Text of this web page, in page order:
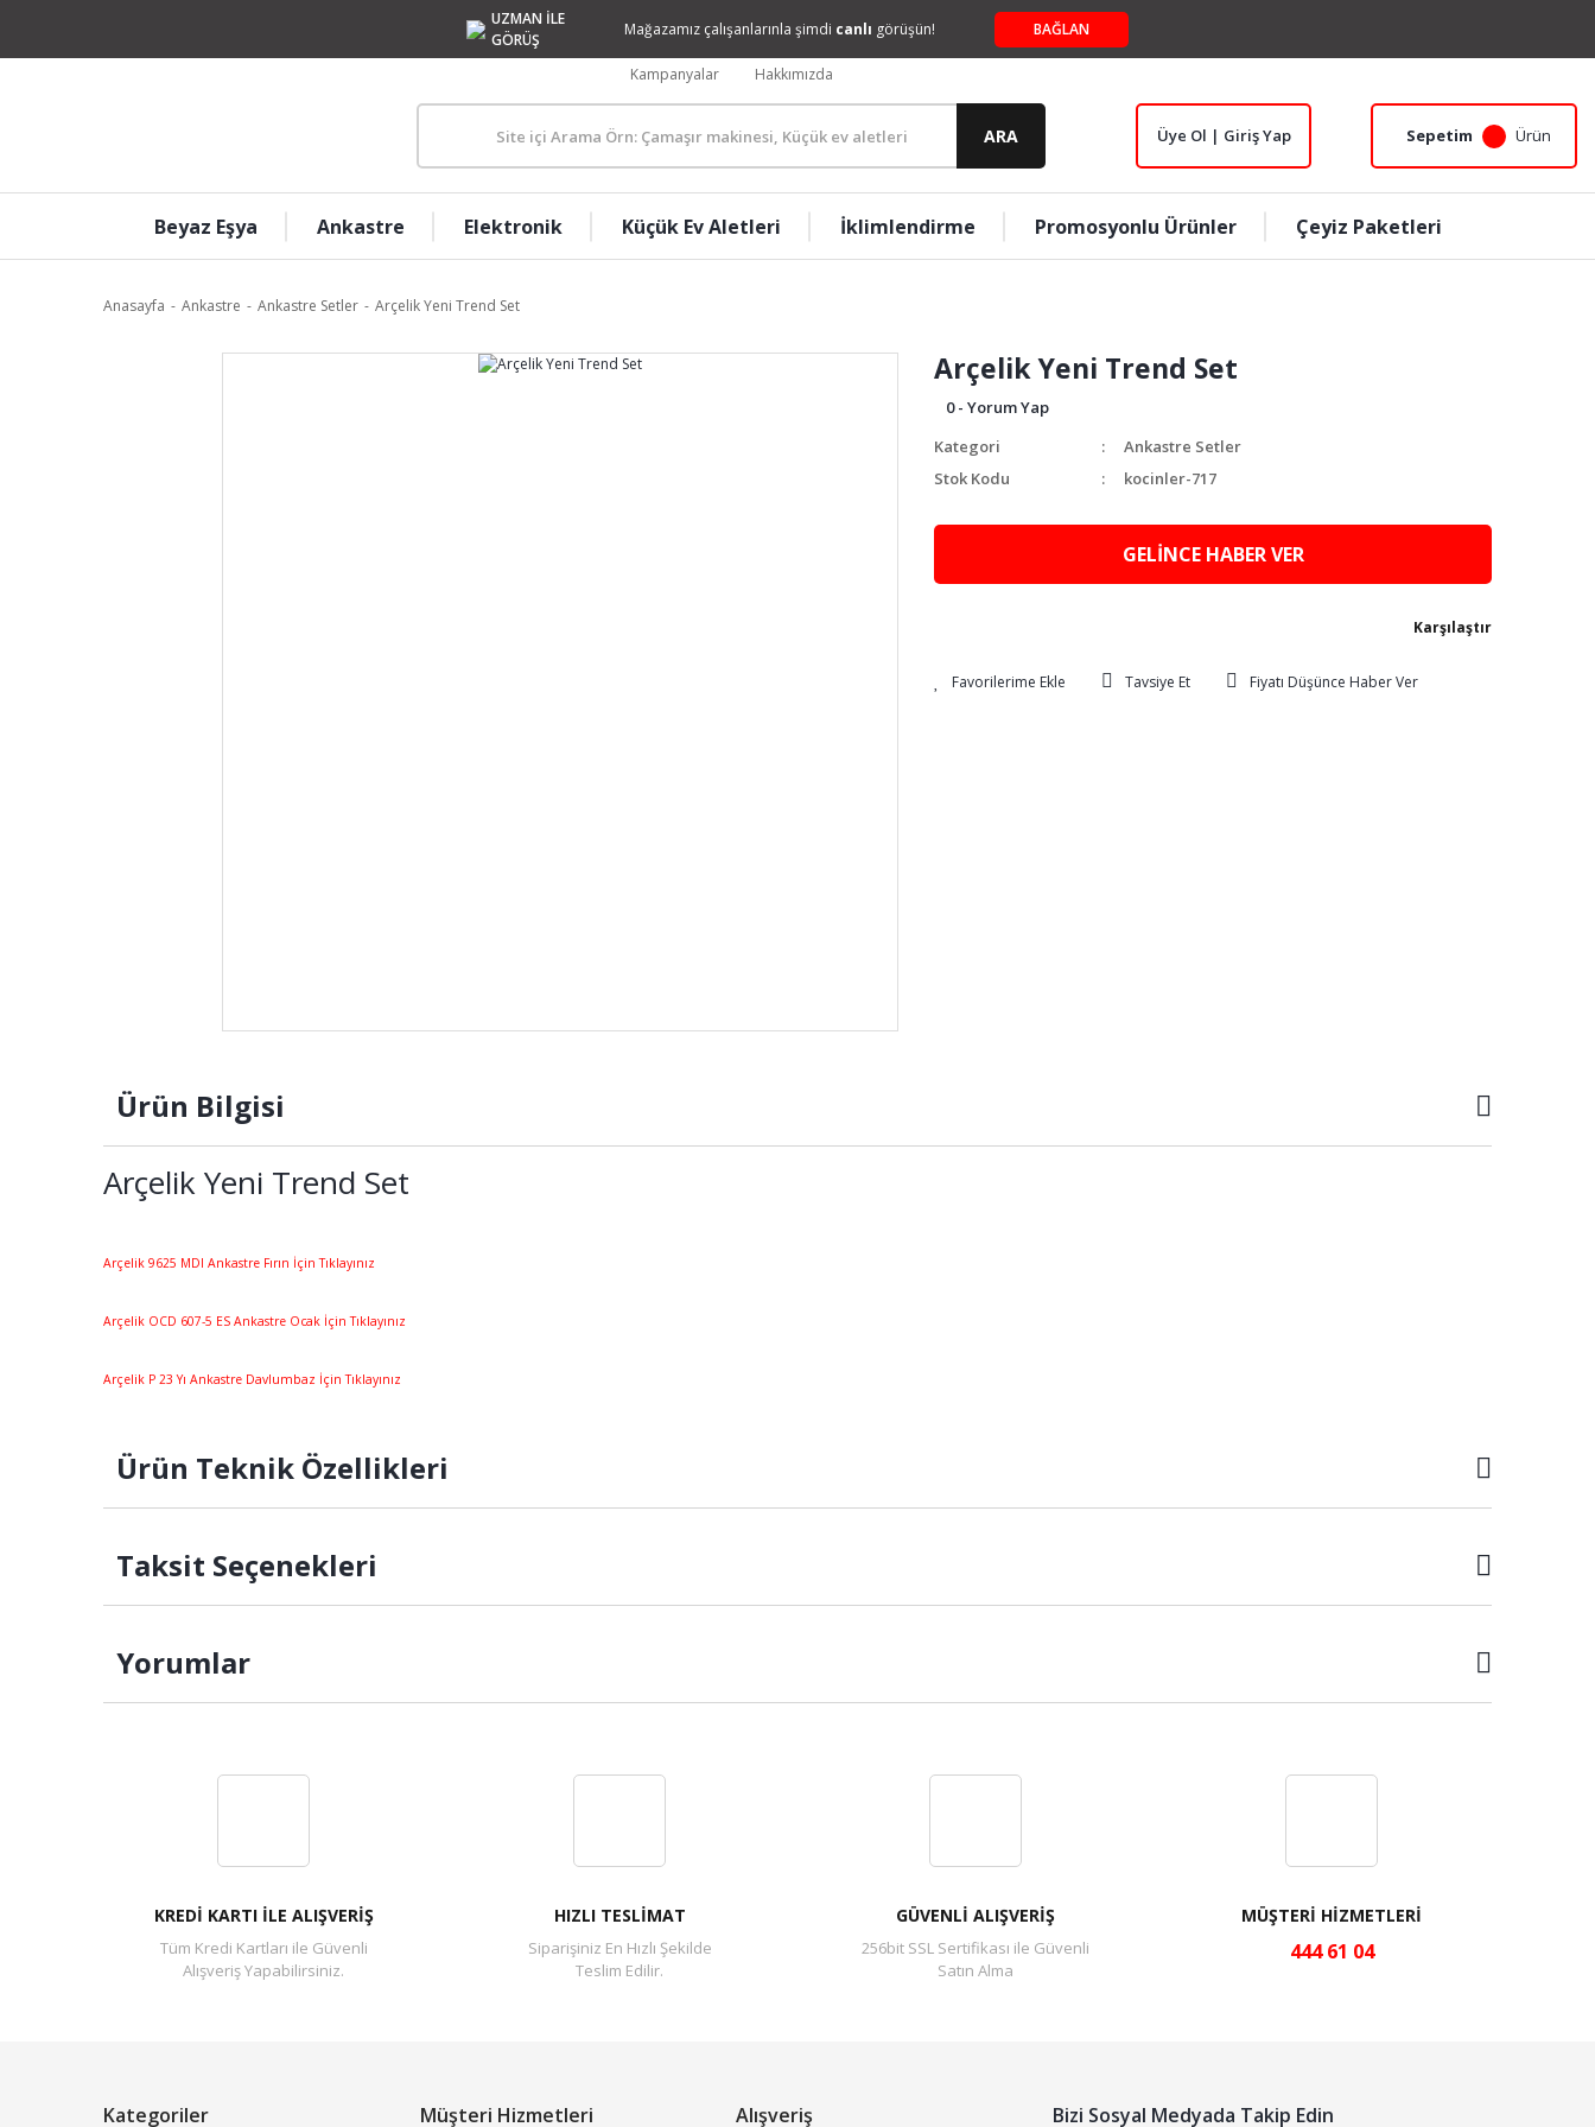
UZMAN İLE
GÖRÜŞ
Mağazamız çalışanlarınla şimdi canlı görüşün! BAĞLAN
Kampanyalar Hakkımızda
ARA Üye Ol | Giriş Yap Sepetim Ürün
Beyaz Eşya Ankastre Elektronik Küçük Ev Aletleri İklimlendirme Promosyonlu Ürünler Çeyiz Paketleri
Anasayfa Ankastre Ankastre Setler Arçelik Yeni Trend Set
Arçelik Yeni Trend Set
0 - Yorum Yap
Kategori
Ankastre Setler
Stok Kodu
kocinler-717
GELİNCE HABER VER
Karşılaştır
Tavsiye Et Fiyatı Düşünce Haber Ver
Ürün Bilgisi
Arçelik Yeni Trend Set
Arçelik 9625 MDI Ankastre Fırın İçin Tıklayınız
Arçelik OCD 607-5 ES Ankastre Ocak İçin Tıklayınız
Arçelik P 23 Yı Ankastre Davlumbaz İçin Tıklayınız
Ürün Teknik Özellikleri
Taksit Seçenekleri
Yorumlar
KREDİ KARTI İLE ALIŞVERİŞ
Tüm Kredi Kartları ile Güvenli
Alışveriş Yapabilirsiniz.
HIZLI TESLİMAT
Siparişiniz En Hızlı Şekilde
Teslim Edilir.
GÜVENLİ ALIŞVERİŞ
256bit SSL Sertifikası ile Güvenli
Satın Alma
MÜŞTERİ HİZMETLERİ
444 61 04
Kategoriler Müşteri Hizmetleri Alışveriş Bizi Sosyal Medyada Takip Edin